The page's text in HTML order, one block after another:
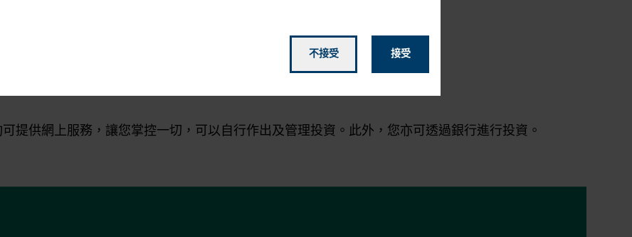
不接受 接受
提供網上服務，讓您掌控一切，可以自行作出及管理投資。此外，您亦可透過銀行進行投資。